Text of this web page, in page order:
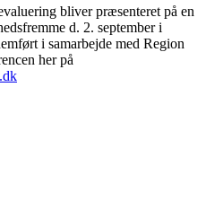
bliver præsenteret på en
d. 2. september i
i samarbejde med Region
her på